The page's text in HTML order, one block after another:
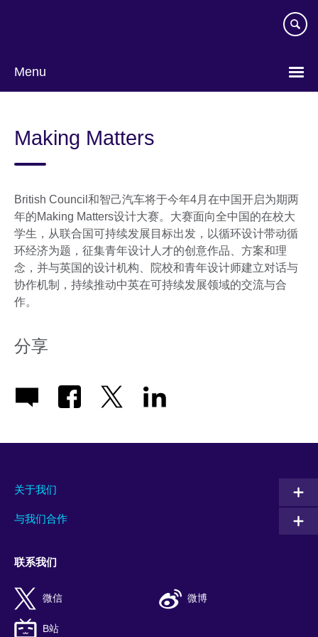
Menu
language
Making Matters
British Council和智己汽车将于今年4月在中国开启为期两
年的Making Matters设计大赛。大赛面向全中国的在校大
学生，从联合国可持续发展目标出发，以循环设计带动循
环经济为题，征集青年设计人才的创意作品、方案和理
念，并与英国的设计机构、院校和青年设计师建立对话与
协作机制，持续推动中英在可持续发展领域的交流与合
作。
分享
关于我们
与我们合作
联系我们
微信 微博
B站